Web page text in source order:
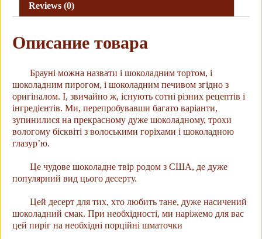
Reviews (0)
Описание товара
Брауні можна назвати і шоколадним тортом, і
шоколадним пирогом, і шоколадним печивом згідно з
оригіналом. І, звичайно ж, існують сотні різних рецептів і
інгредієнтів. Ми, перепробувавши багато варіанти,
зупинилися на прекрасному дуже шоколадному, трохи
вологому бісквіті з волоськими горіхами і шоколадною
глазур’ю.
Це чудове шоколадне твір родом з США, де дуже
популярний вид цього десерту.
Цей десерт для тих, хто любить тане, дуже насичений
шоколадний смак. При необхідності, ми наріжемо для вас
цей пиріг на необхідні порційні шматочки